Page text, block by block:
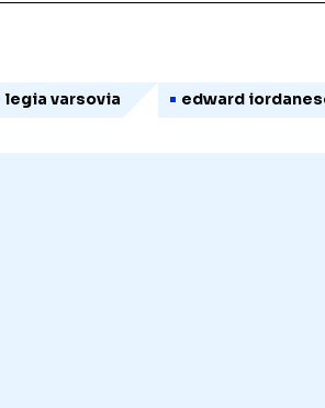
legia varsovia edward